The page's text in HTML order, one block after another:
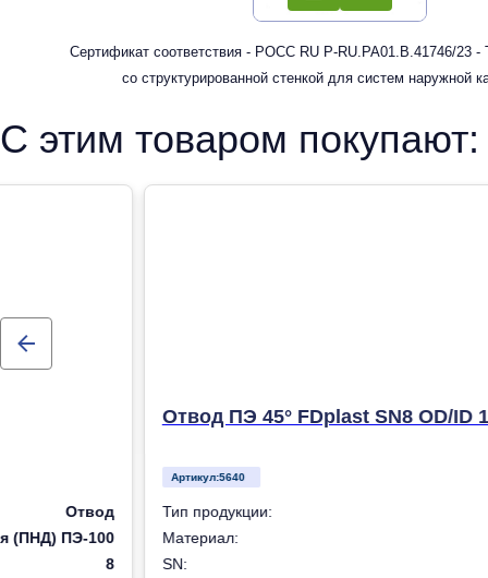
Сертификат соответствия - РОСС RU Р-RU.РА01.В.41746/23 -
со структурированной стенкой для систем наружной
С этим товаром покупают:
Отвод
(ПНД) ПЭ-100
8
Отвод ПЭ 45° FDplast SN8 OD/ID
Артикул:5640
Тип продукции:
Материал:
SN: